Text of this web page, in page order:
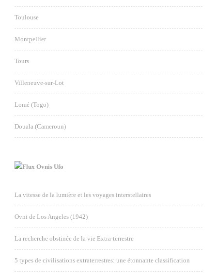
Toulouse
Montpellier
Tours
Villeneuve-sur-Lot
Lomé (Togo)
Douala (Cameroun)
Ovnis Ufo
La vitesse de la lumière et les voyages interstellaires
Ovni de Los Angeles (1942)
La recherche obstinée de la vie Extra-terrestre
5 types de civilisations extraterrestres: une étonnante classification